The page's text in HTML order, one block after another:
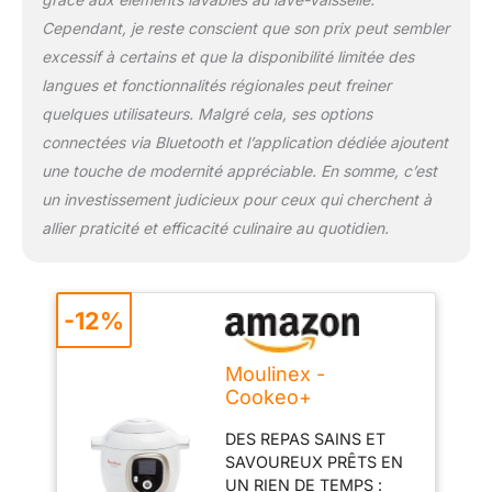
juste prix grâce à notre
réseau de 6200
réparateurs dans le
monde, pour contribuer
l’environnement et à la
réduction des déchets
CUISSON SANS
SURVEILLANCE : le
Cookeo gère la cuisson
relâche la pression,
maintient votre
préparation au chaud
automatiquement et
possède une fonction de
DE CUISSON : cuire sous
pression, cuire à la
Cependant, je reste conscient que son prix peut sembler
excessif à certains et que la disponibilité limitée des
langues et fonctionnalités régionales peut freiner
quelques utilisateurs. Malgré cela, ses options
connectées via Bluetooth et l’application dédiée ajoutent
une touche de modernité appréciable. En somme, c’est
un investissement judicieux pour ceux qui cherchent à
allier praticité et efficacité culinaire au quotidien.
Moulinex -
Cookeo+
intelligent - 6 L -
150 recettes - Blanc
DES REPAS SAINS ET
SAVOUREUX PRÊTS EN
UN RIEN DE TEMPS :
-12%